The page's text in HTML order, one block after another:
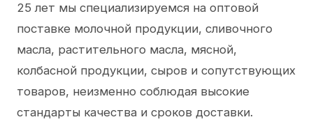
25 лет мы специализируемся на оптовой
поставке молочной продукции, сливочного
масла, растительного масла, мясной,
колбасной продукции, сыров и сопутствующих
товаров, неизменно соблюдая высокие
стандарты качества и сроков доставки.